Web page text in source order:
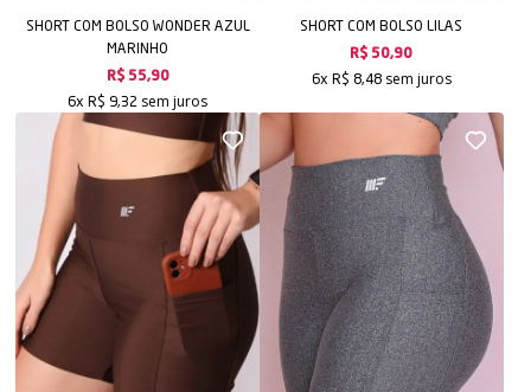
SHORT COM BOLSO WONDER AZUL
MARINHO
R$ 55,90
6x R$ 9,32 sem juros
SHORT COM BOLSO LILAS
R$ 50,90
6x R$ 8,48 sem juros